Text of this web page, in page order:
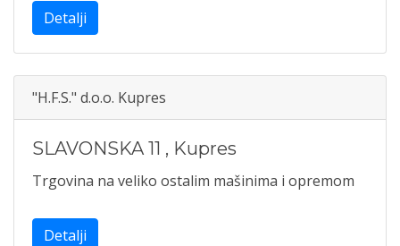
Detalji
"H.F.S." d.o.o. Kupres
SLAVONSKA 11 , Kupres
Trgovina na veliko ostalim mašinima i opremom
Detalji